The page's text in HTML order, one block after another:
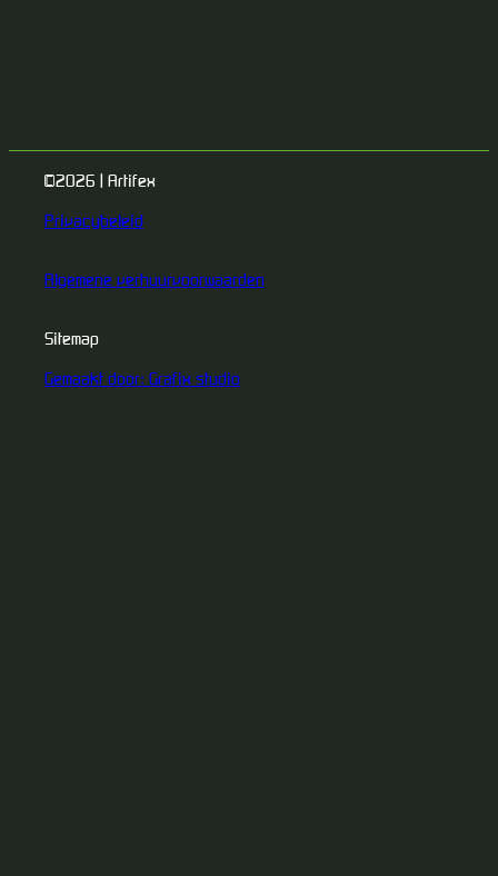
©2026 | Artifex
Privacybeleid
Algemene verhuurvoorwaarden
Sitemap
Gemaakt door: Grafix studio